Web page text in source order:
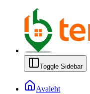
Toggle Sidebar
Avaleht